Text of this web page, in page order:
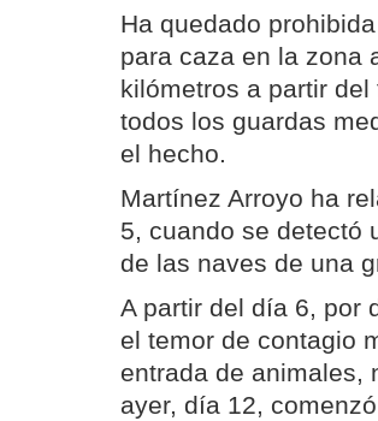
Ha quedado
para caza en la zona
kilómetros a partir
todos los guardas
el hecho.
Martínez Arroyo ha
5, cuando se detectó
de las naves de una
A partir del día 6, por
el temor de contagio
entrada de animales,
ayer, día 12,